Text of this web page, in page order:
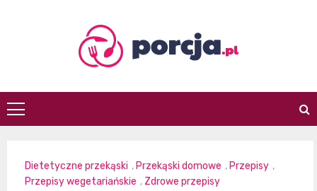
porcja.pl
Dietetyczne przekąski , Przekąski domowe , Przepisy ,
Przepisy wegetariańskie , Zdrowe przepisy